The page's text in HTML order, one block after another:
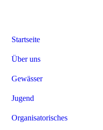
Startseite
Über uns
Gewässer
Jugend
Organisatorisches